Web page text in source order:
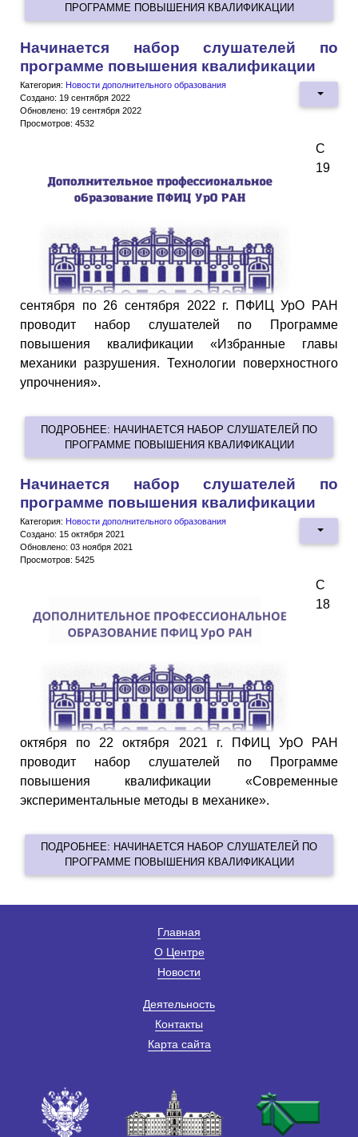
ПРОГРАММЕ ПОВЫШЕНИЯ КВАЛИФИКАЦИИ
Начинается набор слушателей по
программе повышения квалификации
Категория: Новости дополнительного образования
Создано: 19 сентября 2022
Обновлено: 19 сентября 2022
Просмотров: 4532
С
19
сентября по 26 сентября 2022 г. ПФИЦ УрО РАН
проводит набор слушателей по Программе
повышения квалификации «Избранные главы
механики разрушения. Технологии поверхностного
упрочнения».
ПОДРОБНЕЕ: НАЧИНАЕТСЯ НАБОР СЛУШАТЕЛЕЙ ПО
ПРОГРАММЕ ПОВЫШЕНИЯ КВАЛИФИКАЦИИ
Начинается набор слушателей по
программе повышения квалификации
Категория: Новости дополнительного образования
Создано: 15 октября 2021
Обновлено: 03 ноября 2021
Просмотров: 5425
С
18
октября по 22 октября 2021 г. ПФИЦ УрО РАН
проводит набор слушателей по Программе
повышения квалификации «Современные
экспериментальные методы в механике».
ПОДРОБНЕЕ: НАЧИНАЕТСЯ НАБОР СЛУШАТЕЛЕЙ ПО
ПРОГРАММЕ ПОВЫШЕНИЯ КВАЛИФИКАЦИИ
Главная
О Центре
Новости
Деятельность
Контакты
Карта сайта